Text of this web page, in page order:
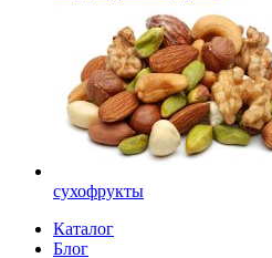
сухофрукты
Каталог
Блог